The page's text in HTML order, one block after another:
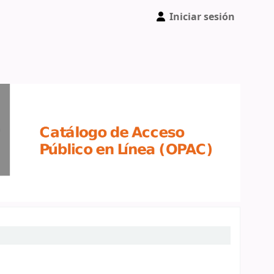
Iniciar sesión